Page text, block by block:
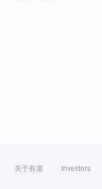
关于有道 Investors